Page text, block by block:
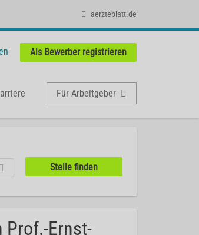
aerzteblatt.de
Als Bewerber registrieren
Für Arbeitgeber
Prof.-Ernst-